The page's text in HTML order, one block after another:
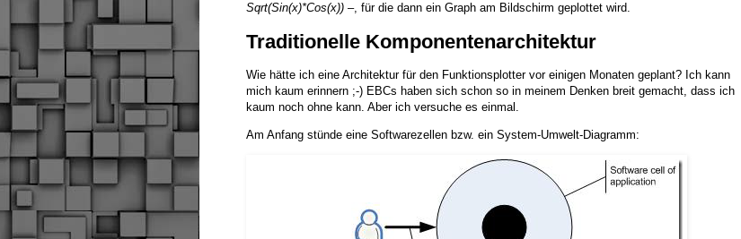
Sqrt(Sin(x)*Cos(x)) –, für die dann ein Graph am Bildschirm geplottet wird.
Traditionelle Komponentenarchitektur
Wie hätte ich eine Architektur für den Funktionsplotter vor einigen Monaten geplant? Ich kann
mich kaum erinnern ;-) EBCs haben sich schon so in meinem Denken breit gemacht, dass ich
kaum noch ohne kann. Aber ich versuche es einmal.
Am Anfang stünde eine Softwarezellen bzw. ein System-Umwelt-Diagramm: